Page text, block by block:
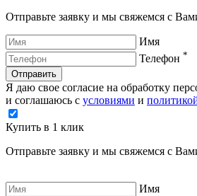
Отправьте заявку и мы свяжемся с
Имя
Телефон *
Отправить
Я даю свое согласие на обработку
и соглашаюсь с условиями и
Купить в 1 клик
Отправьте заявку и мы свяжемся с
Имя